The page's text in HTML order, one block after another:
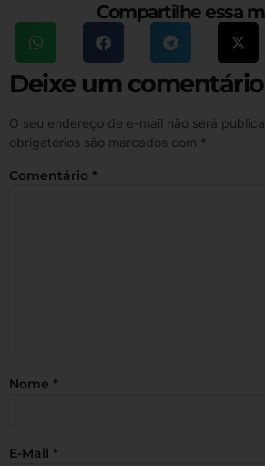
Compartilhe essa
Deixe um comentário
O seu endereço de e-mail não será
obrigatórios são marcados com *
Comentário *
Nome *
E-Mail *